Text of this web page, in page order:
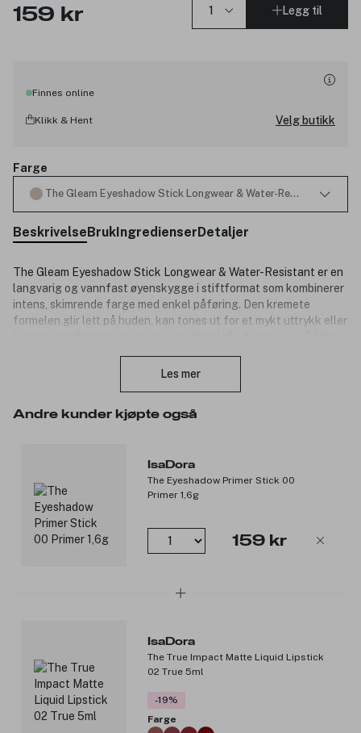
159 kr Legg til
Finnes online
Klikk & Hent Velg butikk
Farge
The Gleam Eyeshadow Stick Longwear & Water-Resistant 51
BeskrivelseBrukIngredienserDetaljer
The Gleam Eyeshadow Stick Longwear & Water-Resistant er en
langvarig og vannfast øyenskygge i stiftformat som kombinerer
intens, skimrende farge med enkel påføring. Den kremete
formelen glir lett på huden, kan tones ut for et mykt uttrykk eller
touch-ups eller påføring på farten. Tilgjengelig i flere nyanser
3340102
Les mer
Andre kunder kjøpte også
IsaDora
The Eyeshadow Primer Stick 00
Primer 1,6g
159 kr
IsaDora
The True Impact Matte Liquid Lipstick
02 True 5ml
-19%
Farge